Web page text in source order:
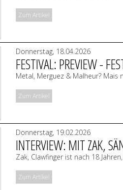
Zum Artikel
Donnerstag, 18.04.2026
FESTIVAL: PREVIEW -
Metal, Merguez & Malheur? Mais
Zum Artikel
Donnerstag, 19.02.2026
INTERVIEW: MIT ZAK,
Zak, Clawfinger ist nach 18
Zum Artikel